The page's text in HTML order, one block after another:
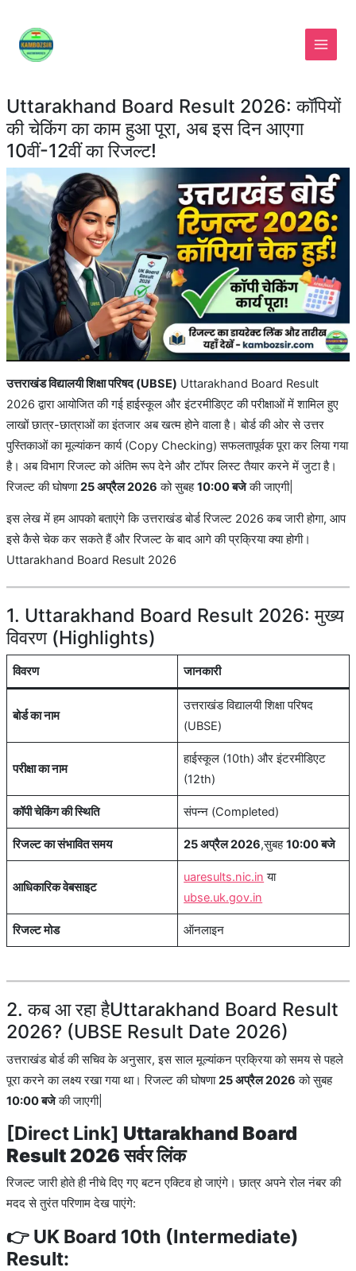
content
Uttarakhand Board Result 2026: कॉपियों
की चेकिंग का काम हुआ पूरा, अब इस दिन आएगा
10वीं-12वीं का रिजल्ट!
उत्तराखंड विद्यालयी शिक्षा परिषद (UBSE) Uttarakhand Board Result
2026 द्वारा आयोजित की गई हाईस्कूल और इंटरमीडिएट की परीक्षाओं में शामिल हुए
लाखों छात्र-छात्राओं का इंतजार अब खत्म होने वाला है। बोर्ड की ओर से उत्तर
पुस्तिकाओं का मूल्यांकन कार्य (Copy Checking) सफलतापूर्वक पूरा कर लिया गया
है। अब विभाग रिजल्ट को अंतिम रूप देने और टॉपर लिस्ट तैयार करने में जुटा है।
रिजल्ट की घोषणा25 अप्रैल 2026 को सुबह10:00 बजेकी जाएगी|
इस लेख में हम आपको बताएंगे कि उत्तराखंड बोर्ड रिजल्ट 2026 कब जारी होगा, आप
इसे कैसे चेक कर सकते हैं और रिजल्ट के बाद आगे की प्रक्रिया क्या होगी।
Uttarakhand Board Result 2026
1. Uttarakhand Board Result 2026: मुख्य
विवरण (Highlights)
विवरण जानकारी
बोर्ड का नाम
उत्तराखंड विद्यालयी शिक्षा परिषद
(UBSE)
परीक्षा का नाम
हाईस्कूल (10th) और इंटरमीडिएट
(12th)
कॉपी चेकिंग की स्थिति संपन्न (Completed)
रिजल्ट का संभावित समय 25 अप्रैल 2026,सुबह10:00 बजे
आधिकारिक वेबसाइट
uaresults.nic.in या
ubse.uk.gov.in
रिजल्ट मोड ऑनलाइन
2. कब आ रहा हैUttarakhand Board Result
2026? (UBSE Result Date 2026)
उत्तराखंड बोर्ड की सचिव के अनुसार, इस साल मूल्यांकन प्रक्रिया को समय से पहले
पूरा करने का लक्ष्य रखा गया था। रिजल्ट की घोषणा25 अप्रैल 2026 को सुबह
10:00 बजेकी जाएगी|
[Direct Link] Uttarakhand Board
Result 2026सर्वर लिंक
रिजल्ट जारी होते ही नीचे दिए गए बटन एक्टिव हो जाएंगे। छात्र अपने रोल नंबर की
मदद से तुरंत परिणाम देख पाएंगे:
👉 UK Board 10th (Intermediate)
Result: